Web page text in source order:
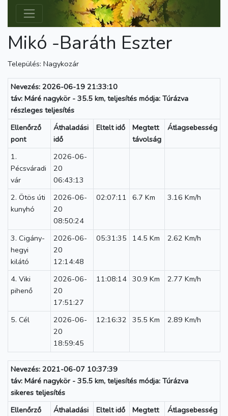
Mikó -Baráth Eszter
Település: Nagykozár
Nevezés: 2026-06-19 21:33:10
táv: Máré nagykör - 35.5 km, teljesítés módja: Túrázva
részleges teljesítés
Ellenőrző
pont
Áthaladási
idő
Eltelt idő
Megtett
távolság
Átlagsebesség
1.
Pécsváradi
vár
2026-06-
20
06:43:13
2. Ötös úti
kunyhó
2026-06-
20
08:50:24
02:07:11 6.7 Km 3.16 Km/h
3. Cigány-
hegyi
kilátó
2026-06-
20
12:14:48
05:31:35 14.5 Km 2.62 Km/h
4. Viki
pihenő
2026-06-
20
17:51:27
11:08:14 30.9 Km 2.77 Km/h
5. Cél
2026-06-
20
18:59:45
12:16:32 35.5 Km 2.89 Km/h
Nevezés: 2021-06-07 10:37:39
táv: Máré nagykör - 35.5 km, teljesítés módja: Túrázva
sikeres teljesítés
Ellenőrző
Áthaladási
Eltelt idő
Megtett
Átlagsebesség